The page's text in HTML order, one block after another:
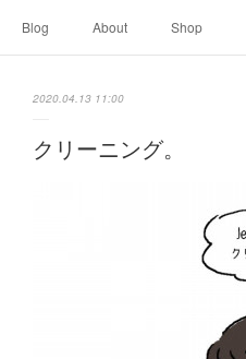
Blog About Shop
2020.04.13 11:00
クリーニング。